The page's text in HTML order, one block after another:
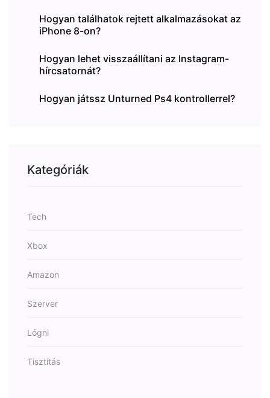
Hogyan találhatok rejtett alkalmazásokat az
iPhone 8-on?
Hogyan lehet visszaállítani az Instagram-
hírcsatornát?
Hogyan játssz Unturned Ps4 kontrollerrel?
Kategóriák
Tech
Xbox
Amazon
Szerver
Lógni
Tisztítás